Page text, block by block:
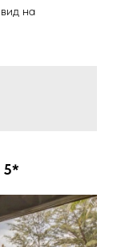
на
5*